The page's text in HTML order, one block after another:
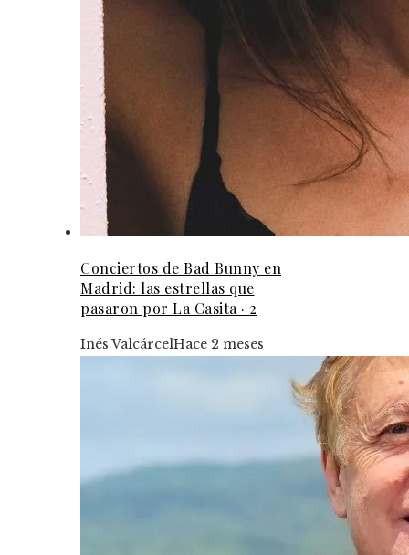
Conciertos de Bad Bunny en
Madrid: las estrellas que
pasaron por La Casita · 2
Inés ValcárcelHace 2 meses